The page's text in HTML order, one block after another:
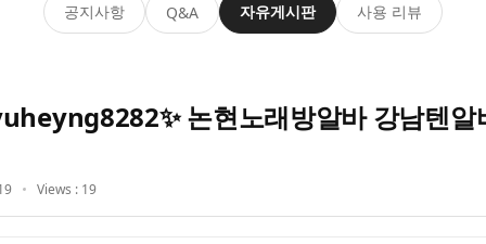
공지사항 Q&A 자유게시판 사용 리뷰
논현노래방알바 강남텐알
Views : 19